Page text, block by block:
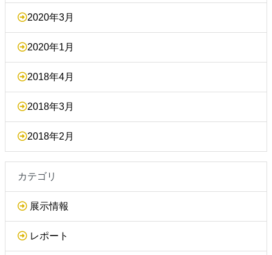
2020年3月
2020年1月
2018年4月
2018年3月
2018年2月
カテゴリ
展示情報
レポート